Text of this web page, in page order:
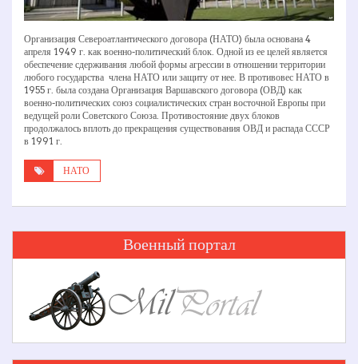
Организация Североатлантического договора (НАТО) была основана 4
апреля 1949 г. как военно­-политический блок. Одной из ее целей является
обеспечение сдерживания любой формы агрессии в отношении территории
любого государства ­ члена НАТО или защиту от нее. В противовес НАТО в
1955 г. была создана Организация Варшавского договора (ОВД) как
военно-­политических союз социалистических стран восточной Европы при
ведущей роли Советского Союза. Противостояние двух блоков
продолжалось вплоть до прекращения существования ОВД и распада СССР
в 1991 г.
НАТО
Военный портал